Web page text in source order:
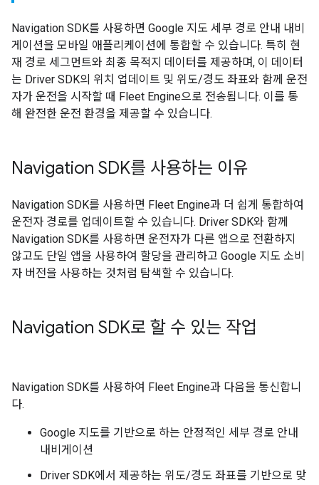
Navigation SDK를 사용하면 Google 지도 세부 경로 안내 내비
게이션을 모바일 애플리케이션에 통합할 수 있습니다. 특히 현
재 경로 세그먼트와 최종 목적지 데이터를 제공하며, 이 데이터
는 Driver SDK의 위치 업데이트 및 위도/경도 좌표와 함께 운전
자가 운전을 시작할 때 Fleet Engine으로 전송됩니다. 이를 통
해 완전한 운전 환경을 제공할 수 있습니다.
Navigation SDK를 사용하는 이유
Navigation SDK를 사용하면 Fleet Engine과 더 쉽게 통합하여
운전자 경로를 업데이트할 수 있습니다. Driver SDK와 함께
Navigation SDK를 사용하면 운전자가 다른 앱으로 전환하지
않고도 단일 앱을 사용하여 할당을 관리하고 Google 지도 소비
자 버전을 사용하는 것처럼 탐색할 수 있습니다.
Navigation SDK로 할 수 있는 작업
Navigation SDK를 사용하여 Fleet Engine과 다음을 통신합니
다.
Google 지도를 기반으로 하는 안정적인 세부 경로 안내
내비게이션
Driver SDK에서 제공하는 위도/경도 좌표를 기반으로 맞